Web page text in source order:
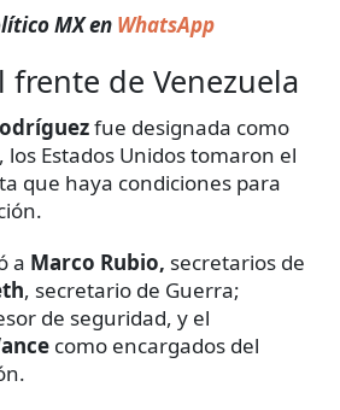
MX en WhatsApp
frente de Venezuela
fue designada como
Estados Unidos tomaron el
que haya condiciones para
a Marco Rubio, secretarios de
, secretario de Guerra;
de seguridad, y el
como encargados del